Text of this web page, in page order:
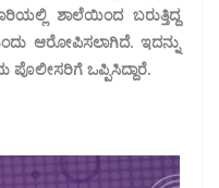
ಶಾಲೆಯಿಂದ ಬರುತ್ತಿದ್ದ
ಆರೋಪಿಸಲಾಗಿದೆ. ಇದನ್ನು
ಒಪ್ಪಿಸಿದ್ದಾರೆ.